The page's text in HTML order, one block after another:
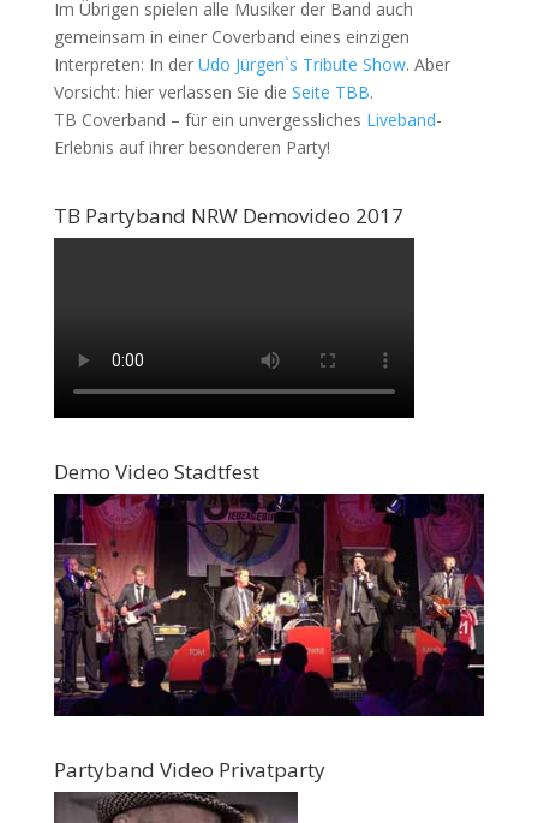
Im Übrigen spielen alle Musiker der Band auch
gemeinsam in einer Coverband eines einzigen
Interpreten: In der Udo Jürgen`s Tribute Show. Aber
Vorsicht: hier verlassen Sie die Seite TBB.
TB Coverband – für ein unvergessliches Liveband-
Erlebnis auf ihrer besonderen Party!
TB Partyband NRW Demovideo 2017
Demo Video Stadtfest
Partyband Video Privatparty